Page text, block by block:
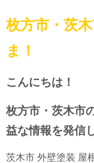
枚方市・茨
ま！
こんにちは！
枚方市・茨木市
益な情報を発信
茨木市 外壁塗装 屋